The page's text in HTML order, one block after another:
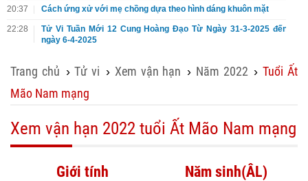
20:37
Cách ứng xử với mẹ chồng dựa theo hình dáng khuôn mặt
22:28
Tử Vi Tuần Mới 12 Cung Hoàng Đạo Từ Ngày 31-3-2025 đến
ngày 6-4-2025
Trang chủ ›Tử vi › Xem vận hạn › Năm 2022 ›Tuổi Ất
Mão Nam mạng
Xem vận hạn 2022 tuổi Ất Mão Nam mạng
Giới tính Năm sinh(ÂL)